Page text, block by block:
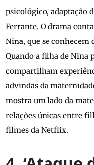
psicológico, adaptação
Ferrante. O drama
Nina, que se conhecem
Quando a filha de Nina
compartilham
advindas da
mostra um lado da
relações únicas entre
filmes da Netflix.